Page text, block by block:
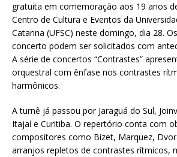
gratuita em comemoração aos 19 anos
Centro de Cultura e Eventos da
Catarina (UFSC) neste domingo, dia 28.
concerto podem ser solicitados com
A série de concertos “Contrastes”
orquestral com ênfase nos contrastes
harmônicos.
A turnê já passou por Jaraguá do Sul,
Itajaí e Curitiba. O repertório conta com
compositores como Bizet, Marquez,
arranjos repletos de contrastes rítmicos,